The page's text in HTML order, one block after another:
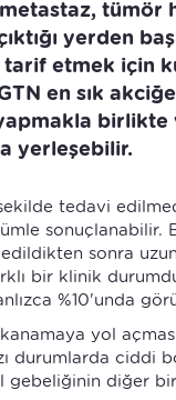
tümör
yerden
tarif etmek için
en sık
birlikte
yerleşebilir.
tedavi
sonuçlanabilir.
sonra
bir klinik
%10'unda
yol
durumlarda ciddi
gebeliğinin diğer